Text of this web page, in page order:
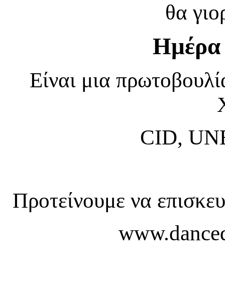
θα
Ημέρα
Είναι μια
CID,
Προτείνουμε να